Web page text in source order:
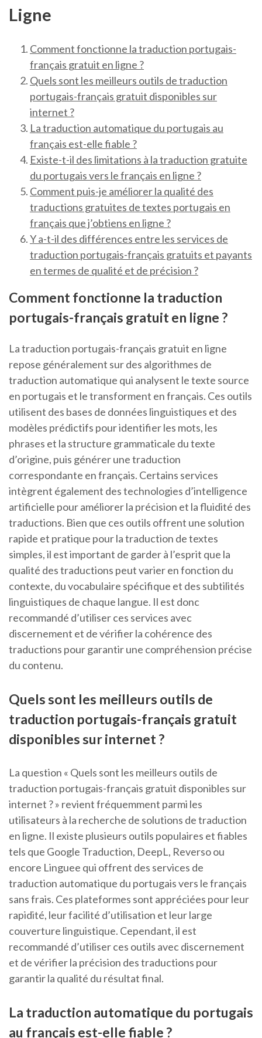
Ligne
Comment fonctionne la traduction portugais-
français gratuit en ligne ?
Quels sont les meilleurs outils de traduction
portugais-français gratuit disponibles sur
internet ?
La traduction automatique du portugais au
français est-elle fiable ?
Existe-t-il des limitations à la traduction gratuite
du portugais vers le français en ligne ?
Comment puis-je améliorer la qualité des
traductions gratuites de textes portugais en
français que j’obtiens en ligne ?
Y a-t-il des différences entre les services de
traduction portugais-français gratuits et payants
en termes de qualité et de précision ?
Comment fonctionne la traduction
portugais-français gratuit en ligne ?
La traduction portugais-français gratuit en ligne
repose généralement sur des algorithmes de
traduction automatique qui analysent le texte source
en portugais et le transforment en français. Ces outils
utilisent des bases de données linguistiques et des
modèles prédictifs pour identifier les mots, les
phrases et la structure grammaticale du texte
d’origine, puis générer une traduction
correspondante en français. Certains services
intègrent également des technologies d’intelligence
artificielle pour améliorer la précision et la fluidité des
traductions. Bien que ces outils offrent une solution
rapide et pratique pour la traduction de textes
simples, il est important de garder à l’esprit que la
qualité des traductions peut varier en fonction du
contexte, du vocabulaire spécifique et des subtilités
linguistiques de chaque langue. Il est donc
recommandé d’utiliser ces services avec
discernement et de vérifier la cohérence des
traductions pour garantir une compréhension précise
du contenu.
Quels sont les meilleurs outils de
traduction portugais-français gratuit
disponibles sur internet ?
La question « Quels sont les meilleurs outils de
traduction portugais-français gratuit disponibles sur
internet ? » revient fréquemment parmi les
utilisateurs à la recherche de solutions de traduction
en ligne. Il existe plusieurs outils populaires et fiables
tels que Google Traduction, DeepL, Reverso ou
encore Linguee qui offrent des services de
traduction automatique du portugais vers le français
sans frais. Ces plateformes sont appréciées pour leur
rapidité, leur facilité d’utilisation et leur large
couverture linguistique. Cependant, il est
recommandé d’utiliser ces outils avec discernement
et de vérifier la précision des traductions pour
garantir la qualité du résultat final.
La traduction automatique du portugais
au français est-elle fiable ?